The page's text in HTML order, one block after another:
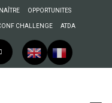
OPPORTUNITES
CHALLENGE ATDA